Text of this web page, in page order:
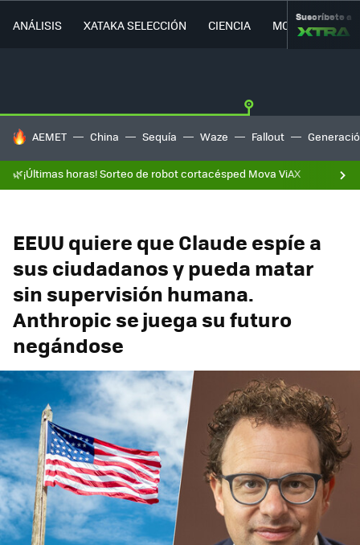
ANÁLISIS XATAKA SELECCIÓN CIENCIA MOVILIDAD
Suscríbete a
HOY SE HABLA DE
AEMET China Sequía Waze Fallout
🌿¡Últimas horas! Sorteo de robot cortacésped Mova ViAX
EEUU quiere que Claude espíe a
sus ciudadanos y pueda matar
sin supervisión humana.
Anthropic se juega su futuro
negándose